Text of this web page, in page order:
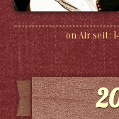
on Air seit: